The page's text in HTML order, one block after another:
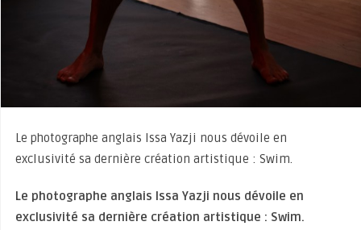
Le photographe anglais Issa Yazji nous dévoile en
exclusivité sa dernière création artistique : Swim.
Le photographe anglais Issa Yazji nous dévoile en
exclusivité sa dernière création artistique : Swim.